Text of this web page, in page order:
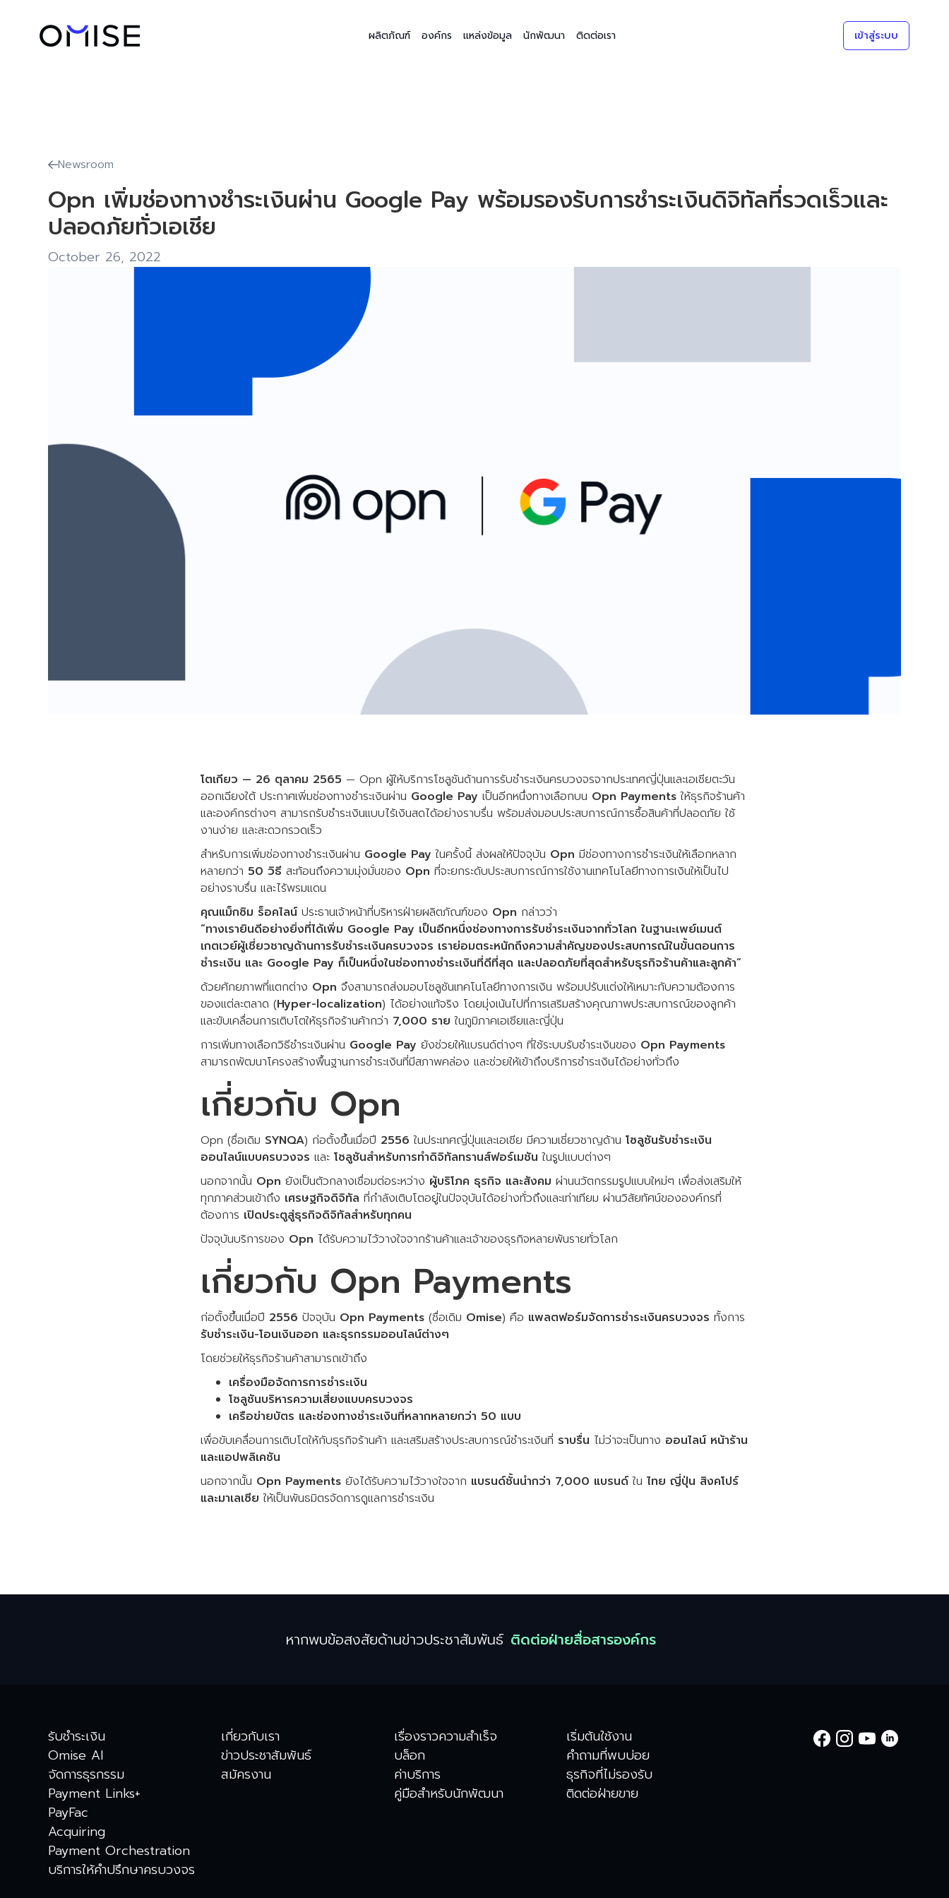
ผลิตภัณฑ์ องค์กร แหล่งข้อมูล นักพัฒนา ติดต่อเรา เข้าสู่ระบบ
Newsroom
Opn เพิ่มช่องทางชำระเงินผ่าน Google Pay พร้อมรองรับการชำระเงินดิจิทัลที่รวดเร็วและ
ปลอดภัยทั่วเอเชีย
October 26, 2022
โตเกียว — 26 ตุลาคม 2565 — Opn ผู้ให้บริการโซลูชันด้านการรับชำระเงินครบวงจรจากประเทศญี่ปุ่นและเอเชียตะวัน
ออกเฉียงใต้ ประกาศเพิ่มช่องทางชำระเงินผ่าน Google Pay เป็นอีกหนึ่งทางเลือกบน Opn Payments ให้ธุรกิจร้านค้า
และองค์กรต่างๆ สามารถรับชำระเงินแบบไร้เงินสดได้อย่างราบรื่น พร้อมส่งมอบประสบการณ์การซื้อสินค้าที่ปลอดภัย ใช้
งานง่าย และสะดวกรวดเร็ว
สำหรับการเพิ่มช่องทางชำระเงินผ่าน Google Pay ในครั้งนี้ ส่งผลให้ปัจจุบัน Opn มีช่องทางการชำระเงินให้เลือกหลาก
หลายกว่า 50 วิธี สะท้อนถึงความมุ่งมั่นของ Opn ที่จะยกระดับประสบการณ์การใช้งานเทคโนโลยีทางการเงินให้เป็นไป
อย่างราบรื่น และไร้พรมแดน
คุณแม็กซิม ร็อคไลน์ประธานเจ้าหน้าที่บริหารฝ่ายผลิตภัณฑ์ของ Opn กล่าวว่า
“ทางเรายินดีอย่างยิ่งที่ได้เพิ่ม Google Pay เป็นอีกหนึ่งช่องทางการรับชำระเงินจากทั่วโลก ในฐานะเพย์เมนต์
เกตเวย์ผู้เชี่ยวชาญด้านการรับชำระเงินครบวงจร เราย่อมตระหนักถึงความสำคัญของประสบการณ์ในขั้นตอนการ
ชำระเงิน และ Google Pay ก็เป็นหนึ่งในช่องทางชำระเงินที่ดีที่สุด และปลอดภัยที่สุดสำหรับธุรกิจร้านค้าและลูกค้า”
ด้วยศักยภาพที่แตกต่าง Opn จึงสามารถส่งมอบโซลูชันเทคโนโลยีทางการเงิน พร้อมปรับแต่งให้เหมาะกับความต้องการ
ของแต่ละตลาด (Hyper-localization) ได้อย่างแท้จริง โดยมุ่งเน้นไปที่การเสริมสร้างคุณภาพประสบการณ์ของลูกค้า
และขับเคลื่อนการเติบโตให้ธุรกิจร้านค้ากว่า 7,000 ราย ในภูมิภาคเอเชียและญี่ปุ่น
การเพิ่มทางเลือกวิธีชำระเงินผ่าน Google Pay ยังช่วยให้แบรนด์ต่างๆ ที่ใช้ระบบรับชำระเงินของ Opn Payments
สามารถพัฒนาโครงสร้างพื้นฐานการชำระเงินที่มีสภาพคล่อง และช่วยให้เข้าถึงบริการชำระเงินได้อย่างทั่วถึง
เกี่ยวกับ Opn
Opn (ชื่อเดิม SYNQA) ก่อตั้งขึ้นเมื่อปี 2556 ในประเทศญี่ปุ่นและเอเชีย มีความเชี่ยวชาญด้าน โซลูชันรับชำระเงิน
ออนไลน์แบบครบวงจร และ โซลูชันสำหรับการทำดิจิทัลทรานส์ฟอร์เมชัน ในรูปแบบต่างๆ
นอกจากนั้น Opn ยังเป็นตัวกลางเชื่อมต่อระหว่าง ผู้บริโภค ธุรกิจ และสังคม ผ่านนวัตกรรมรูปแบบใหม่ๆ เพื่อส่งเสริมให้
ทุกภาคส่วนเข้าถึง เศรษฐกิจดิจิทัล ที่กำลังเติบโตอยู่ในปัจจุบันได้อย่างทั่วถึงและเท่าเทียม ผ่านวิสัยทัศน์ขององค์กรที่
ต้องการ เปิดประตูสู่ธุรกิจดิจิทัลสำหรับทุกคน
ปัจจุบันบริการของ Opn ได้รับความไว้วางใจจากร้านค้าและเจ้าของธุรกิจหลายพันรายทั่วโลก
เกี่ยวกับ Opn Payments
ก่อตั้งขึ้นเมื่อปี 2556 ปัจจุบัน Opn Payments (ชื่อเดิม Omise) คือ แพลตฟอร์มจัดการชำระเงินครบวงจร ทั้งการ
รับชำระเงิน-โอนเงินออก และธุรกรรมออนไลน์ต่างๆ
โดยช่วยให้ธุรกิจร้านค้าสามารถเข้าถึง
เครื่องมือจัดการการชำระเงิน
โซลูชันบริหารความเสี่ยงแบบครบวงจร
เครือข่ายบัตร และช่องทางชำระเงินที่หลากหลายกว่า 50 แบบ
เพื่อขับเคลื่อนการเติบโตให้กับธุรกิจร้านค้า และเสริมสร้างประสบการณ์ชำระเงินที่ ราบรื่น ไม่ว่าจะเป็นทาง ออนไลน์ หน้าร้าน
และแอปพลิเคชัน
นอกจากนั้น Opn Payments ยังได้รับความไว้วางใจจาก แบรนด์ชั้นนำกว่า 7,000 แบรนด์ใน ไทย ญี่ปุ่น สิงคโปร์
และมาเลเซีย ให้เป็นพันธมิตรจัดการดูแลการชำระเงิน
หากพบข้อสงสัยด้านข่าวประชาสัมพันธ์ ติดต่อฝ่ายสื่อสารองค์กร
รับชำระเงิน
Omise AI
จัดการธุรกรรม
Payment Links+
PayFac
Acquiring
Payment Orchestration
บริการให้คำปรึกษาครบวงจร
เกี่ยวกับเรา
ข่าวประชาสัมพันธ์
สมัครงาน
เรื่องราวความสำเร็จ
บล็อก
ค่าบริการ
คู่มือสำหรับนักพัฒนา
เริ่มต้นใช้งาน
คำถามที่พบบ่อย
ธุรกิจที่ไม่รองรับ
ติดต่อฝ่ายขาย